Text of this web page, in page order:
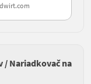
/ Nariadkovač na